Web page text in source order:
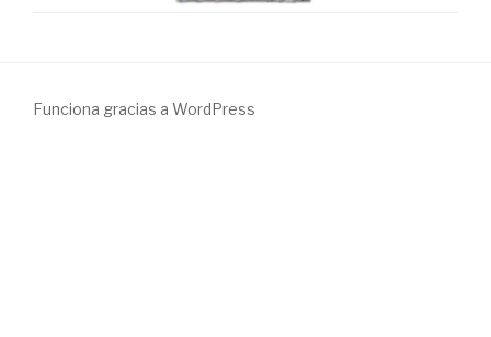
Funciona gracias a WordPress